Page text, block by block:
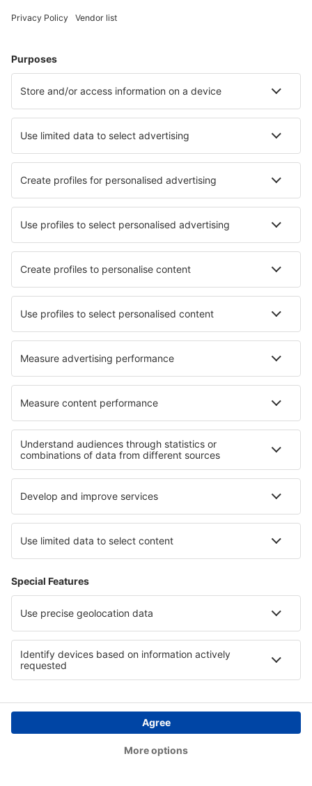
Oslo
Roros Airport (RRS)
Rorvik Airport (RVK)
Rost Airport (RET)
Sandane (SDN)
Skien Airport (SKE)
Sorkjosen Airport (SOJ)
Stokka (SSJ)
Stokmarknes Airport, Skagen (SKN)
Svalbard (LYR)
Vadso (VDS)
Vardo Airport (VAW)
Vigra (AES)